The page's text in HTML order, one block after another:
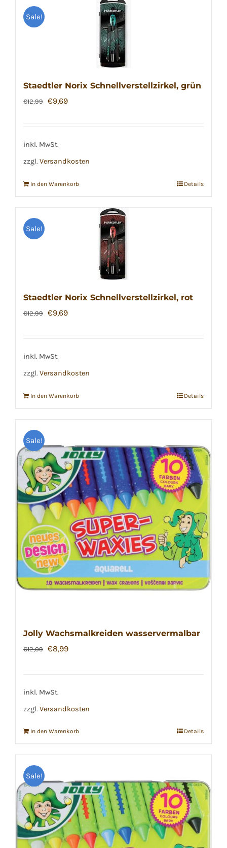
Sale!
Staedtler Norix Schnellverstellzirkel, grün
€12,99 Ursprünglicher
€12,99
€9,69Aktueller
inkl. MwSt.
zzgl. Versandkosten
In den Warenkorb Details
Sale!
Staedtler Norix Schnellverstellzirkel, rot
€12,99 Ursprünglicher
€12,99
€9,69Aktueller
inkl. MwSt.
zzgl. Versandkosten
In den Warenkorb Details
Sale!
Jolly Wachsmalkreiden wasservermalbar
€12,09 Ursprünglicher
€12,09
€8,99Aktueller
inkl. MwSt.
zzgl. Versandkosten
In den Warenkorb Details
Sale!